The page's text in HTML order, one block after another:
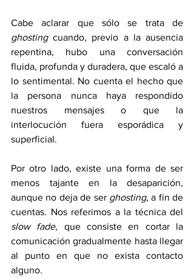
ghosting cuando, previo a la ausencia
repentina, hubo una conversación
fluida, profunda y duradera, que escaló a
lo sentimental. No cuenta el hecho que
la persona nunca haya respondido
nuestros mensajes o que la
interlocución fuera esporádica y
superficial.
Por otro lado, existe una forma de ser
menos tajante en la desaparición,
aunque no deja de ser ghosting, a fin de
slow fade, que consiste en cortar la
comunicación gradualmente hasta llegar
al punto en que no exista contacto
alguno.